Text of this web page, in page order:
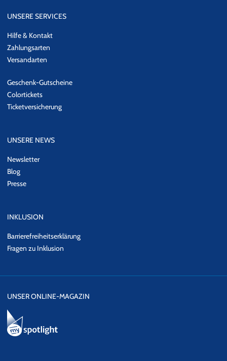
UNSERE SERVICES
Hilfe & Kontakt
Zahlungsarten
Versandarten
Geschenk-Gutscheine
Colortickets
Ticketversicherung
UNSERE NEWS
Newsletter
Blog
Presse
INKLUSION
Barrierefreiheitserklärung
Fragen zu Inklusion
UNSER ONLINE-MAGAZIN